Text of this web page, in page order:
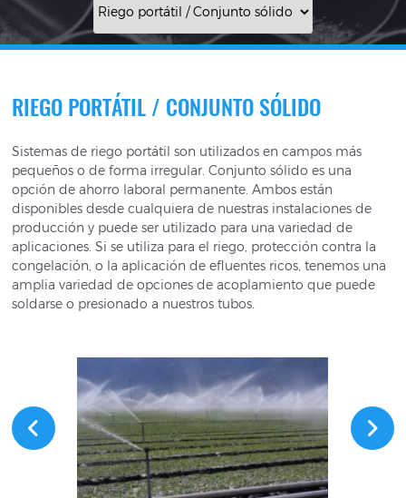
RIEGO PORTÁTIL / CONJUNTO SÓLIDO
Sistemas de riego portátil son utilizados en campos más
pequeños o de forma irregular. Conjunto sólido es una
opción de ahorro laboral permanente. Ambos están
disponibles desde cualquiera de nuestras instalaciones de
producción y puede ser utilizado para una variedad de
aplicaciones. Si se utiliza para el riego, protección contra la
congelación, o la aplicación de efluentes ricos, tenemos una
amplia variedad de opciones de acoplamiento que puede
soldarse o presionado a nuestros tubos.